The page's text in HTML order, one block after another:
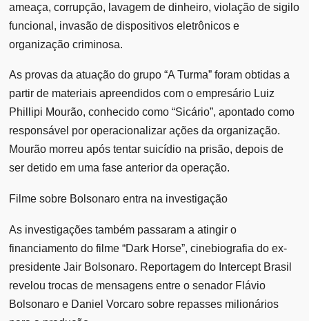
ameaça, corrupção, lavagem de dinheiro, violação de sigilo
funcional, invasão de dispositivos eletrônicos e
organização criminosa.
As provas da atuação do grupo “A Turma” foram obtidas a
partir de materiais apreendidos com o empresário Luiz
Phillipi Mourão, conhecido como “Sicário”, apontado como
responsável por operacionalizar ações da organização.
Mourão morreu após tentar suicídio na prisão, depois de
ser detido em uma fase anterior da operação.
Filme sobre Bolsonaro entra na investigação
As investigações também passaram a atingir o
financiamento do filme “Dark Horse”, cinebiografia do ex-
presidente Jair Bolsonaro. Reportagem do Intercept Brasil
revelou trocas de mensagens entre o senador Flávio
Bolsonaro e Daniel Vorcaro sobre repasses milionários